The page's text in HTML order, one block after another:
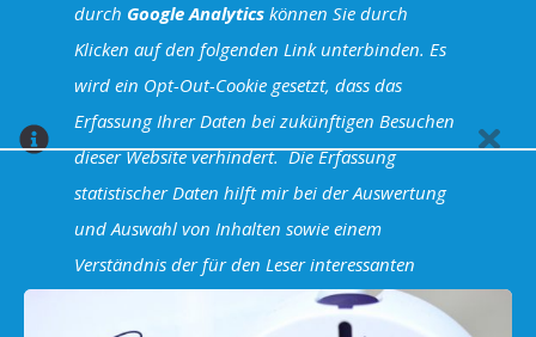
You May Also Like
durch Google Analyticskönnen Sie durch
Klicken auf den folgenden Link unterbinden. Es
wird ein Opt-Out-Cookie gesetzt, dass das
Erfassung Ihrer Daten bei zukünftigen Besuchen
dieser Website verhindert. Die Erfassung
statistischer Daten hilft mir bei der Auswertung
und Auswahl von Inhalten sowie einem
Verständnis der für den Leser interessanten
Hier klicken um dich auszutragen.